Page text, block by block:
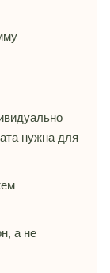
нужна для
а не